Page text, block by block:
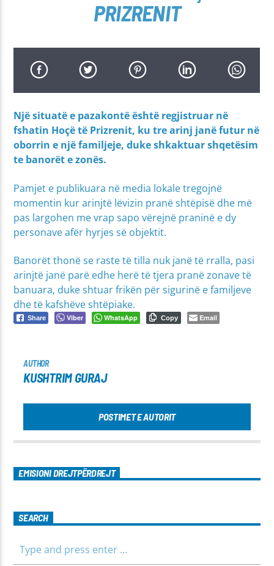
PRIZRENIT
Një situatë e pazakontë është regjistruar në
fshatin Hoçë të Prizrenit, ku tre arinj janë futur në
oborrin e një familjeje, duke shkaktuar shqetësim
te banorët e zonës.
Pamjet e publikuara në media lokale tregojnë
momentin kur arinjtë lëvizin pranë shtëpisë dhe më
pas largohen me vrap sapo vërejnë praninë e dy
personave afër hyrjes së objektit.
Banorët thonë se raste të tilla nuk janë të rralla, pasi
arinjtë janë parë edhe herë të tjera pranë zonave të
banuara, duke shtuar frikën për sigurinë e familjeve
dhe të kafshëve shtëpiake.
Share Viber WhatsApp Copy Email
AUTHOR
KUSHTRIM GURAJ
POSTIMET E AUTORIT
EMISIONI DREJTPËRDREJT
SEARCH